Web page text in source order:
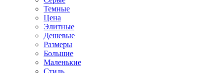
Темные
Цена
Элитные
Дешевые
Размеры
Большие
Маленькие
Стиль